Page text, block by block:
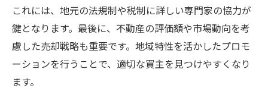
これには、地元の法規制や税制に詳しい専門家の協力が
鍵となります。最後に、不動産の評価額や市場動向を考
慮した売却戦略も重要です。地域特性を活かしたプロモ
ーションを行うことで、適切な買主を見つけやすくなり
ます。